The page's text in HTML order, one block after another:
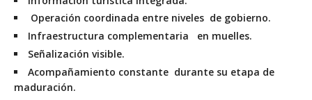
Operación coordinada entre niveles de gobierno.
Infraestructura complementaria
en muelles.
Señalización visible.
Acompañamiento constante durante su etapa de
maduración.